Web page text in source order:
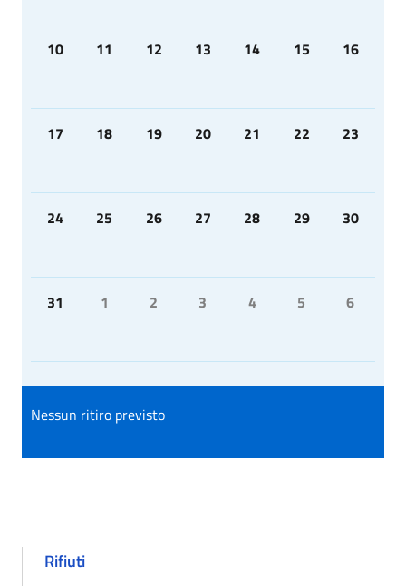
10 11 12 13 14 15 16
17 18 19 20 21 22 23
24 25 26 27 28 29 30
31 1 2 3 4 5 6
Nessun ritiro previsto
Rifiuti